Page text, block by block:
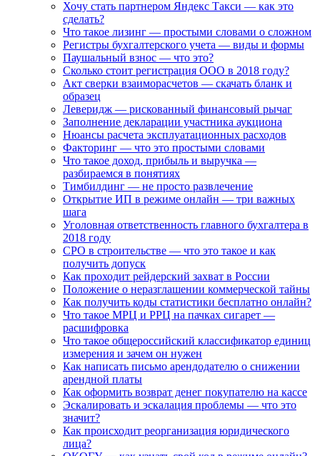
Хочу стать партнером Яндекс Такси — как это
сделать?
Что такое лизинг — простыми словами о сложном
Регистры бухгалтерского учета — виды и формы
Паушальный взнос — что это?
Сколько стоит регистрация ООО в 2018 году?
Акт сверки взаиморасчетов — скачать бланк и
образец
Леверидж — рискованный финансовый рычаг
Заполнение декларации участника аукциона
Нюансы расчета эксплуатационных расходов
Факторинг — что это простыми словами
Что такое доход, прибыль и выручка —
разбираемся в понятиях
Тимбилдинг — не просто развлечение
Открытие ИП в режиме онлайн — три важных
шага
Уголовная ответственность главного бухгалтера в
2018 году
СРО в строительстве — что это такое и как
получить допуск
Как проходит рейдерский захват в России
Положение о неразглашении коммерческой тайны
Как получить коды статистики бесплатно онлайн?
Что такое МРЦ и РРЦ на пачках сигарет —
расшифровка
Что такое общероссийский классификатор единиц
измерения и зачем он нужен
Как написать письмо арендодателю о снижении
арендной платы
Как оформить возврат денег покупателю на кассе
Эскалировать и эскалация проблемы — что это
значит?
Как происходит реорганизация юридического
лица?